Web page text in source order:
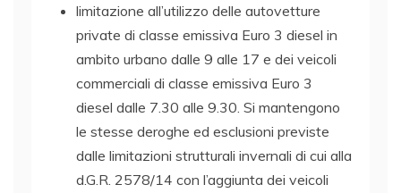
limitazione all’utilizzo delle autovetture
private di classe emissiva Euro 3 diesel in
ambito urbano dalle 9 alle 17 e dei veicoli
commerciali di classe emissiva Euro 3
diesel dalle 7.30 alle 9.30. Si mantengono
le stesse deroghe ed esclusioni previste
dalle limitazioni strutturali invernali di cui alla
d.G.R. 2578/14 con l’aggiunta dei veicoli